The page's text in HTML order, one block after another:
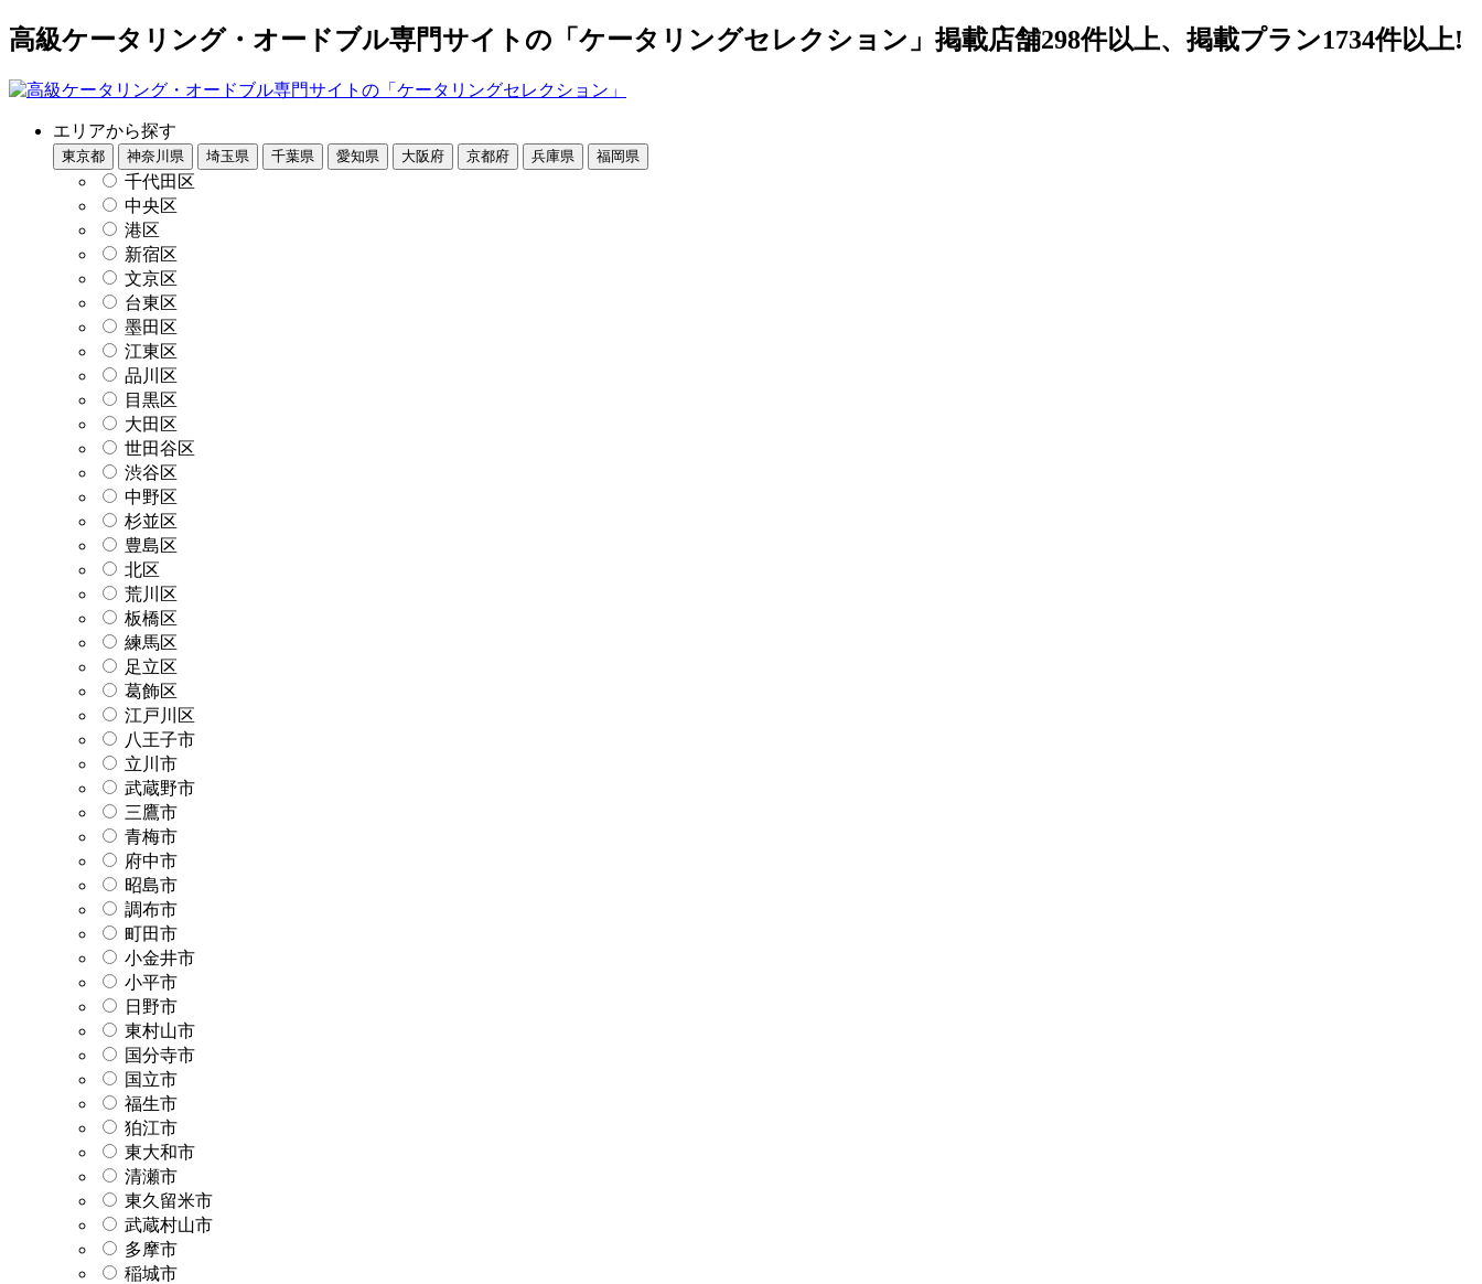
高級ケータリング・オードブル専門サイトの「ケータリングセレクション」掲載店舗298件以上、掲載プラン1734件以上!
エリアから探す
東京都 神奈川県 埼玉県 千葉県 愛知県 大阪府 京都府 兵庫県 福岡県
千代田区
中央区
港区
新宿区
文京区
台東区
墨田区
江東区
品川区
目黒区
大田区
世田谷区
渋谷区
中野区
杉並区
豊島区
北区
荒川区
板橋区
練馬区
足立区
葛飾区
江戸川区
八王子市
立川市
武蔵野市
三鷹市
青梅市
府中市
昭島市
調布市
町田市
小金井市
小平市
日野市
東村山市
国分寺市
国立市
福生市
狛江市
東大和市
清瀬市
東久留米市
武蔵村山市
多摩市
稲城市